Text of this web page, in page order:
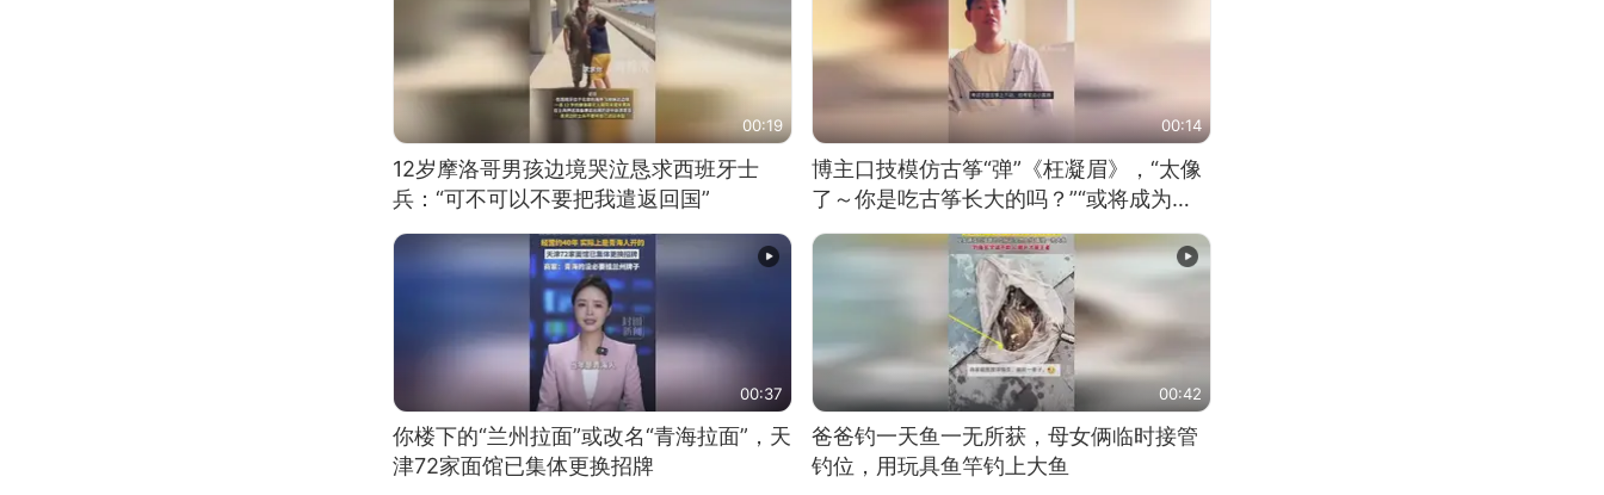
00:19
12岁摩洛哥男孩边境哭泣恳求西班牙士
兵：“可不可以不要把我遣返回国”
00:14
博主口技模仿古筝“弹”《枉凝眉》，“太像
了～你是吃古筝长大的吗？”“或将成为首
位考级不带古筝的选手。”（来源：新华每
日电讯）
00:37
你楼下的“兰州拉面”或改名“青海拉面”，天
津72家面馆已集体更换招牌
00:42
爸爸钓一天鱼一无所获，母女俩临时接管
钓位，用玩具鱼竿钓上大鱼